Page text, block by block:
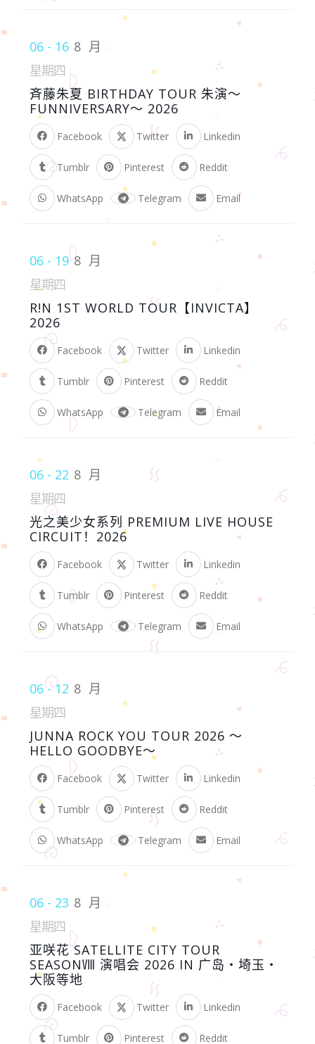
06 - 16 8 月
星期四
斉藤朱夏 BIRTHDAY TOUR 朱演〜
FUNNIVERSARY〜 2026
Facebook Twitter Linkedin
Tumblr Pinterest Reddit
WhatsApp Telegram Email
06 - 19 8 月
星期四
R!N 1ST WORLD TOUR【INVICTA】
2026
Facebook Twitter Linkedin
Tumblr Pinterest Reddit
WhatsApp Telegram Email
06 - 22 8 月
星期四
光之美少女系列 PREMIUM LIVE HOUSE
CIRCUIT！2026
Facebook Twitter Linkedin
Tumblr Pinterest Reddit
WhatsApp Telegram Email
06 - 12 8 月
星期四
JUNNA ROCK YOU TOUR 2026 ～
HELLO GOODBYE～
Facebook Twitter Linkedin
Tumblr Pinterest Reddit
WhatsApp Telegram Email
06 - 23 8 月
星期四
亚咲花 SATELLITE CITY TOUR
SEASONⅧ 演唱会 2026 IN 广岛・埼玉・
大阪等地
Facebook Twitter Linkedin
Tumblr Pinterest Reddit